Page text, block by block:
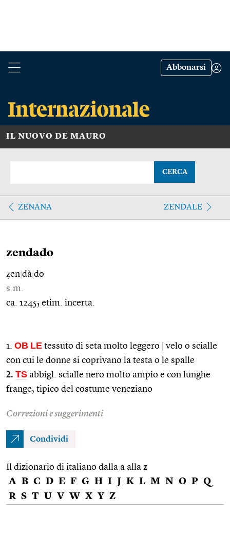
Abbonarsi
IL NUOVO DE MAURO
CERCA
ZENANA ZENDALE
zendado
ẓen dà do
s.m.
ca. 1245; etim. incerta.
1. OB LE tessuto di seta molto leggero
velo o scialle
con cui le donne si coprivano la testa o le spalle
2. TS abbigl. scialle nero molto ampio e con lunghe
frange, tipico del costume veneziano
Correzioni e suggerimenti
Condividi
Il dizionario di italiano dalla a alla z
A B C D E F G H I J K L M N O P Q
R S T U V W X Y Z